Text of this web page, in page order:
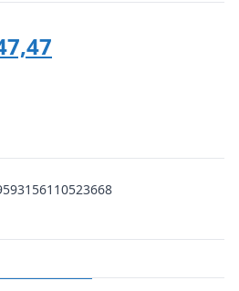
kr. 247,47.